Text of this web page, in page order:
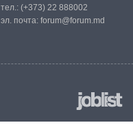
тел.: (+373) 22 888002
эл. почта: forum@forum.md